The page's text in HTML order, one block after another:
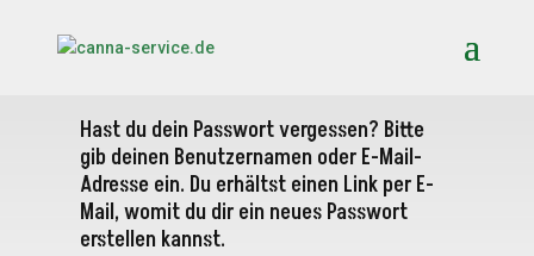
Hast du dein Passwort vergessen? Bitte
gib deinen Benutzernamen oder E-Mail-
Adresse ein. Du erhältst einen Link per E-
Mail, womit du dir ein neues Passwort
erstellen kannst.